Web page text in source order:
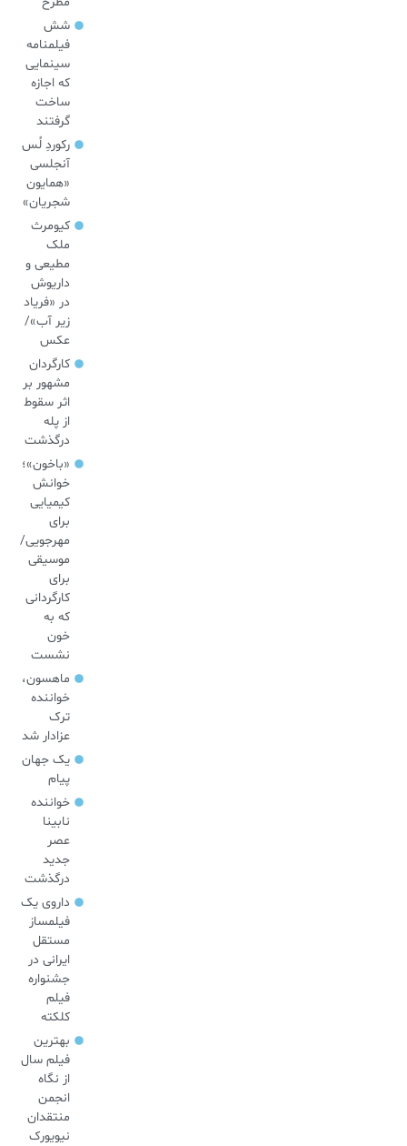
شش
فیلمنامه
سینمایی
که اجازه
ساخت
گرفتند
رکوردِ لُس
آنجلسی
«همایون
شجریان»
کیومرث
ملک
مطیعی و
داریوش
در «فریاد
زیر آب»/
عکس
کارگردان
مشهور بر
اثر سقوط
از پله
درگذشت
«باخون»‌؛
خوانش
کیمیایی
برای
مهرجویی/
موسیقی
برای
کارگردانی
که به
خون
نشست
ماهسون،
خواننده
ترک
عزادار شد
یک جهان
پیام
خواننده
نابینا
عصر
جدید
درگذشت
داروی یک
فیلمساز
مستقل
ایرانی در
جشنواره
فیلم
کلکته
بهترین
فیلم سال
از نگاه
انجمن
منتقدان
نیویورک